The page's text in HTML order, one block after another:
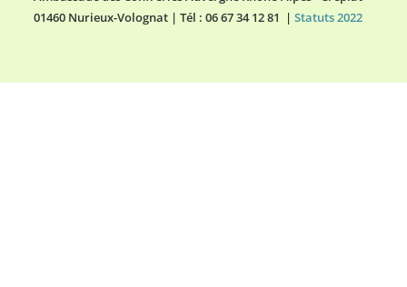
01460 Nurieux-Volognat | Tél : 06 67 34 12 81 |Statuts 2022